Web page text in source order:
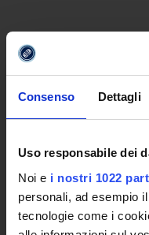
Consenso Dettagli
Uso responsabile dei
Noi e i nostri 1022
personali, ad esempio
tecnologie come i
Video
The reasons
Transparency